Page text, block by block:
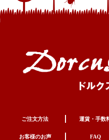
ご注文方法 運賃・手数
お客様のお声 FAQ